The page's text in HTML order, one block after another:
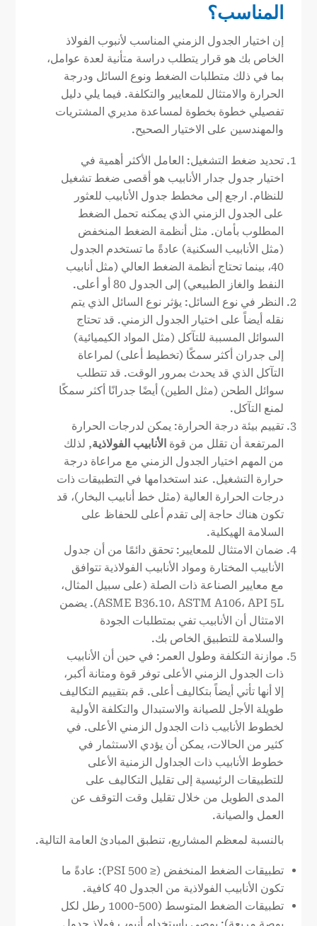
المناسب؟
إن اختيار الجدول الزمني المناسب لأنبوب الفولاذ
الخاص بك هو قرار يتطلب دراسة متأنية لعدة عوامل،
بما في ذلك متطلبات الضغط ونوع السائل ودرجة
الحرارة والامتثال للمعايير والتكلفة. فيما يلي دليل
تفصيلي خطوة بخطوة لمساعدة مديري المشتريات
والمهندسين على الاختيار الصحيح.
تحديد ضغط التشغيل: العامل الأكثر أهمية في
اختيار جدول جدار الأنابيب هو أقصى ضغط تشغيل
للنظام. ارجع إلى مخطط جدول الأنابيب للعثور
على الجدول الزمني الذي يمكنه تحمل الضغط
المطلوب بأمان. مثل أنظمة الضغط المنخفض
(مثل الأنابيب السكنية) عادةً ما تستخدم الجدول
40، بينما تحتاج أنظمة الضغط العالي (مثل أنابيب
النفط والغاز الطبيعي) إلى الجدول 80 أو أعلى.
النظر في نوع السائل: يؤثر نوع السائل الذي يتم
نقله أيضاً على اختيار الجدول الزمني. قد تحتاج
السوائل المسببة للتآكل (مثل المواد الكيميائية)
إلى جدران أكثر سمكًا (تخطيط أعلى) لمراعاة
التآكل الذي قد يحدث بمرور الوقت. قد تتطلب
سوائل الطحن (مثل الطين) أيضًا جدرانًا أكثر سمكًا
لمنع التآكل.
تقييم بيئة درجة الحرارة: يمكن لدرجات الحرارة
المرتفعة أن تقلل من قوة الأنابيب الفولاذية, لذلك
من المهم اختيار الجدول الزمني مع مراعاة درجة
حرارة التشغيل. عند استخدامها في التطبيقات ذات
درجات الحرارة العالية (مثل خط أنابيب البخار)، قد
تكون هناك حاجة إلى تقدم أعلى للحفاظ على
السلامة الهيكلية.
ضمان الامتثال للمعايير: تحقق دائمًا من أن جدول
الأنابيب المختارة ومواد الأنابيب الفولاذية تتوافق
مع معايير الصناعة ذات الصلة (على سبيل المثال،
ASME B36.10، ASTM A106، API 5L). يضمن
الامتثال أن الأنابيب تفي بمتطلبات الجودة
والسلامة للتطبيق الخاص بك.
موازنة التكلفة وطول العمر: في حين أن الأنابيب
ذات الجدول الزمني الأعلى توفر قوة ومتانة أكبر،
إلا أنها تأتي أيضاً بتكاليف أعلى. قم بتقييم التكاليف
طويلة الأجل للصيانة والاستبدال والتكلفة الأولية
لخطوط الأنابيب ذات الجدول الزمني الأعلى. في
كثير من الحالات، يمكن أن يؤدي الاستثمار في
خطوط الأنابيب ذات الجداول الزمنية الأعلى
للتطبيقات الرئيسية إلى تقليل التكاليف على
المدى الطويل من خلال تقليل وقت التوقف عن
العمل والصيانة.
بالنسبة لمعظم المشاريع، تنطبق المبادئ العامة التالية.
تطبيقات الضغط المنخفض (≤ 500 PSI): عادةً ما
تكون الأنابيب الفولاذية من الجدول 40 كافية.
تطبيقات الضغط المتوسط (500-1000 رطل لكل